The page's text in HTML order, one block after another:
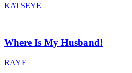
KATSEYE
Where Is My Husband!
RAYE